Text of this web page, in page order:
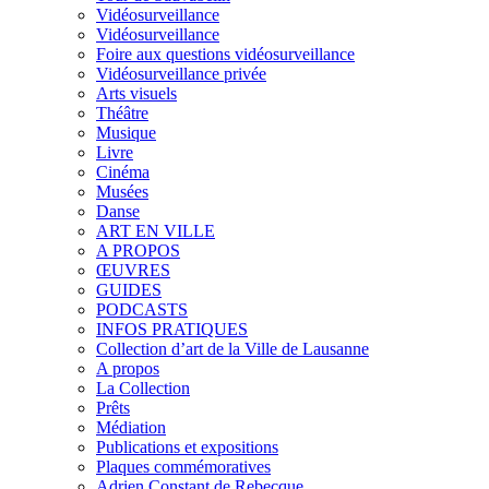
Vidéosurveillance
Vidéosurveillance
Foire aux questions vidéosurveillance
Vidéosurveillance privée
Arts visuels
Théâtre
Musique
Livre
Cinéma
Musées
Danse
ART EN VILLE
A PROPOS
ŒUVRES
GUIDES
PODCASTS
INFOS PRATIQUES
Collection d’art de la Ville de Lausanne
A propos
La Collection
Prêts
Médiation
Publications et expositions
Plaques commémoratives